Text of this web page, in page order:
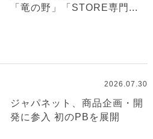
「竜の野」「STORE専門...
2026.07.30
ジャパネット、商品企画・開
発に参入 初のPBを展開